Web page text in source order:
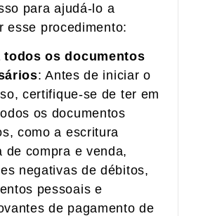
para ajudá-lo a
esse procedimento:
todos os documentos
: Antes de iniciar o
certifique-se de ter em
os documentos
como a escritura
de compra e venda,
negativas de débitos,
pessoais e
de pagamento de